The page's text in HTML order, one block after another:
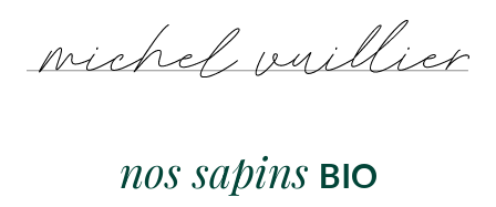
nos sapins BIO